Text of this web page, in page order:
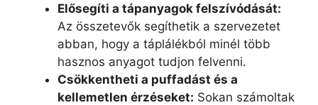
Elősegíti a tápanyagok felszívódását:
Az összetevők segíthetik a szervezetet
abban, hogy a táplálékból minél több
hasznos anyagot tudjon felvenni.
Csökkentheti a puffadást és a
kellemetlen érzéseket: Sokan számoltak